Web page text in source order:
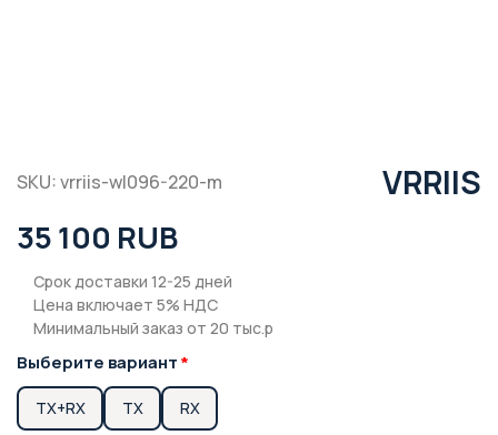
SKU: vrriis-wl096-220-m VRRIIS
35 100 RUB
Срок доставки 12-25 дней
Цена включает 5% НДС
Минимальный заказ от 20 тыс.р
Выберите вариант
TX+RX TX RX